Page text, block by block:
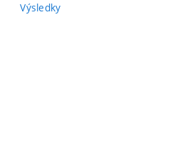
Výsledky